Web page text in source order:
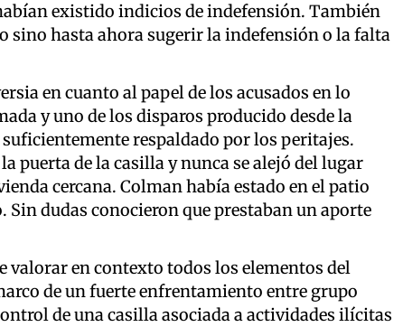
existido indicios de indefensión. También
sino hasta ahora sugerir la indefensión o la falta
en cuanto al papel de los acusados en lo
y uno de los disparos producido desde la
respaldado por los peritajes.
puerta de la casilla y nunca se alejó del lugar
cercana. Colman había estado en el patio
dudas conocieron que prestaban un aporte
valorar en contexto todos los elementos del
de un fuerte enfrentamiento entre grupo
de una casilla asociada a actividades ilícitas